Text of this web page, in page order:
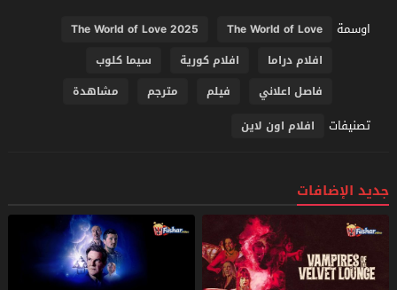
اوسمة
The World of Love
The World of Love 2025
افلام دراما
افلام كورية
سيما كلوب
فاصل اعلاني
فيلم مترجم مشاهدة
تصنيفات افلام اون لاين
جديد الإضافات